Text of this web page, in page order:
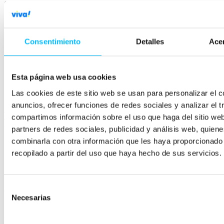
Consentimiento Detalles
Esta página web usa cookies
Las cookies de este sitio web se usan para personalizar el
anuncios, ofrecer funciones de redes sociales y analizar el
compartimos información sobre el uso que haga del sitio
partners de redes sociales, publicidad y análisis web,
combinarla con otra información que les haya
recopilado a partir del uso que haya hecho de sus servicios.
Necesarias
fundamental:
Establecer objetivos claros de cobertura y tráfico
, en lugar
Asegurar una segmentación eficiente
Personalizar las creatividades según el funnel
reutilizar los mismos anuncios en todas las fases del proceso
de compra.
Además, lainteligencia artificial está comenzando a jugar un papel
clave en la optimización de campañas programáticas, permitiendo
una mayor personalización y adaptación en tiempo real.
¿Es el Brandformance para todas las
una estrategia de Brandformance en la misma medida.